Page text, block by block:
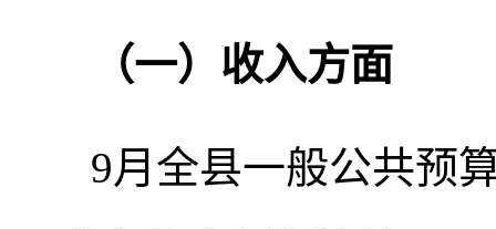
（一）收入方面
9月全县一般公共预